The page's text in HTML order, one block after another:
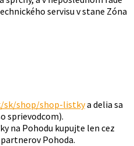
servisu v stane Zóna
sk/shop/shop-listkya delia sa
sprievodcom).
na Pohodu kupujte len cez
Pohoda.